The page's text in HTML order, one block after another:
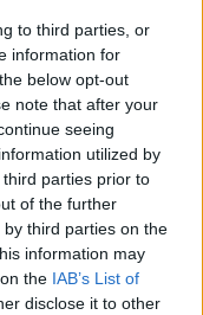
to third parties, or
information for
below opt-out
note that after your
seeing
utilized by
parties prior to
of the further
third parties on the
information may
the IAB’s List of
disclose it to other
A/A+
až 109 %
až 1 : 13
systémom